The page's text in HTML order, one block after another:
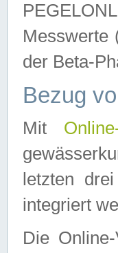
Messwerte
der Beta-
Bezug
Mit
letzten
integriert
Die